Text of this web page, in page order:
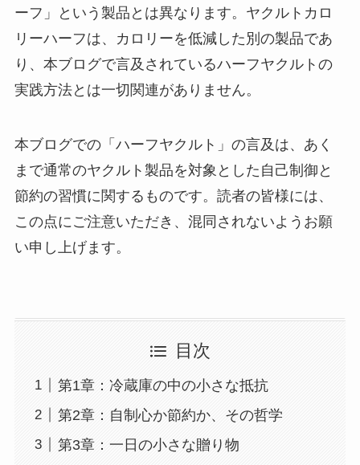
ーフ」という製品とは異なります。ヤクルトカロ
リーハーフは、カロリーを低減した別の製品であ
り、本ブログで言及されているハーフヤクルトの
実践方法とは一切関連がありません。
本ブログでの「ハーフヤクルト」の言及は、あく
まで通常のヤクルト製品を対象とした自己制御と
節約の習慣に関するものです。読者の皆様には、
この点にご注意いただき、混同されないようお願
い申し上げます。
目次
第1章：冷蔵庫の中の小さな抵抗
第2章：自制心か節約か、その哲学
第3章：一日の小さな贈り物